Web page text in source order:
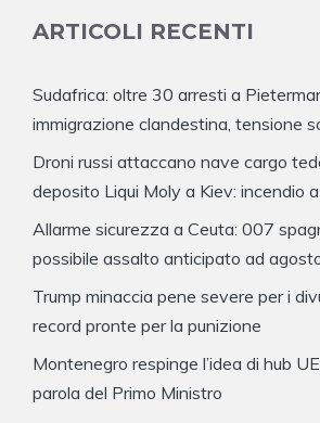
ARTICOLI RECENTI
Sudafrica: oltre 30 arresti a
immigrazione clandestina, tensione
Droni russi attaccano nave cargo
deposito Liqui Moly a Kiev: incendio
Allarme sicurezza a Ceuta: 007
possibile assalto anticipato ad
Trump minaccia pene severe per i
record pronte per la punizione
Montenegro respinge l’idea di hub
parola del Primo Ministro